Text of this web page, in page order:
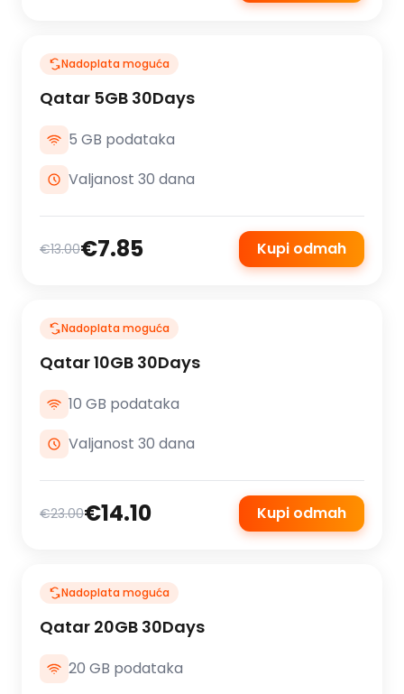
Nadoplata moguća
Qatar 5GB 30Days
5 GB podataka
Valjanost 30 dana
€13.00€7.85 Kupi odmah
Nadoplata moguća
Qatar 10GB 30Days
10 GB podataka
Valjanost 30 dana
€23.00€14.10 Kupi odmah
Nadoplata moguća
Qatar 20GB 30Days
20 GB podataka